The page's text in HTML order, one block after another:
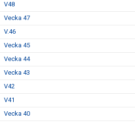
V48
Vecka 47
V.46
Vecka 45
Vecka 44
Vecka 43
V42
V41
Vecka 40